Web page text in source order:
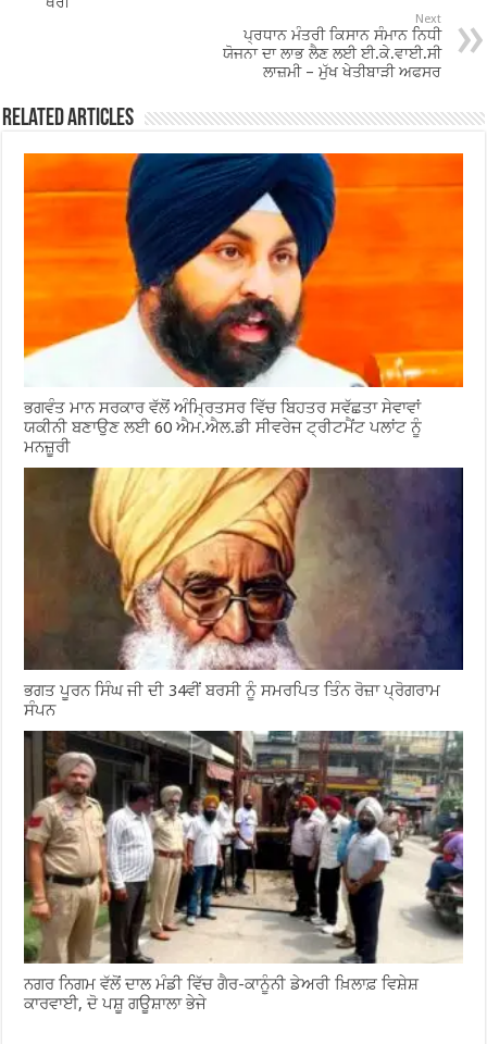
Next
ਪ੍ਰਧਾਨ ਮੰਤਰੀ ਕਿਸਾਨ ਸੰਮਾਨ ਨਿਧੀ
ਯੋਜਨਾ ਦਾ ਲਾਭ ਲੈਣ ਲਈ ਈ.ਕੇ.ਵਾਈ.ਸੀ
ਲਾਜ਼ਮੀ – ਮੁੱਖ ਖੇਤੀਬਾੜੀ ਅਫਸਰ
Related Articles
ਭਗਵੰਤ ਮਾਨ ਸਰਕਾਰ ਵੱਲੋਂ ਅੰਮ੍ਰਿਤਸਰ ਵਿੱਚ ਬਿਹਤਰ ਸਵੱਛਤਾ ਸੇਵਾਵਾਂ
ਯਕੀਨੀ ਬਣਾਉਣ ਲਈ 60 ਐਮ.ਐਲ.ਡੀ ਸੀਵਰੇਜ ਟ੍ਰੀਟਮੈਂਟ ਪਲਾਂਟ ਨੂੰ
ਮਨਜ਼ੂਰੀ
ਭਗਤ ਪੂਰਨ ਸਿੰਘ ਜੀ ਦੀ 34ਵੀਂ ਬਰਸੀ ਨੂੰ ਸਮਰਪਿਤ ਤਿੰਨ ਰੋਜ਼ਾ ਪ੍ਰੋਗਰਾਮ
ਸੰਪਨ
ਨਗਰ ਨਿਗਮ ਵੱਲੋਂ ਦਾਲ ਮੰਡੀ ਵਿੱਚ ਗੈਰ-ਕਾਨੂੰਨੀ ਡੇਅਰੀ ਖ਼ਿਲਾਫ਼ ਵਿਸ਼ੇਸ਼
ਕਾਰਵਾਈ, ਦੋ ਪਸ਼ੂ ਗਊਸ਼ਾਲਾ ਭੇਜੇ